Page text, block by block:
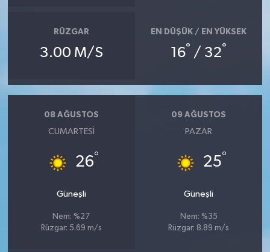
RÜZGAR
3.00 M/S
EN DÜŞÜK / EN YÜKSEK
16° / 32°
08 AĞUSTOS
CUMARTESI
26°
Güneşli
Nem: %27
Rüzgar: 5.69 m/s
09 AĞUSTOS
PAZAR
25°
Güneşli
Nem: %35
Rüzgar: 8.89 m/s